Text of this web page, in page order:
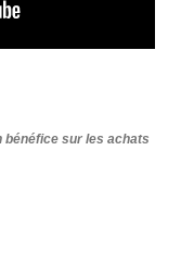
bénéfice sur les achats